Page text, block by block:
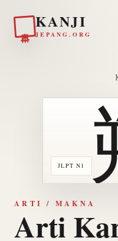
KANJI
JEPANG.ORG
JLPT N1
ARTI / MAKNA
Arti